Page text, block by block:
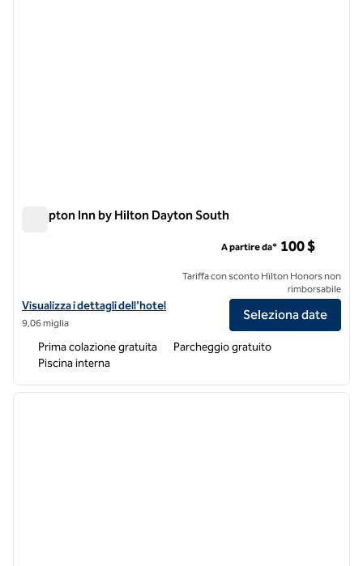
Hampton Inn by Hilton Dayton South
Visualizza i dettagli dell'hotel Hampton Inn by Hilton Dayton South
Visualizza i dettagli dell'hotel
9,06 miglia
A partire da* 100 $
Tariffa con sconto Hilton Honors non
rimborsabile
Seleziona date
Prima colazione gratuita
Parcheggio gratuito
Piscina interna
1 di 12